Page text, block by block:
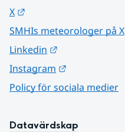
X
SMHIs meteorologer på X
Linkedin
Instagram
Policy för sociala medier
Datavärdskap